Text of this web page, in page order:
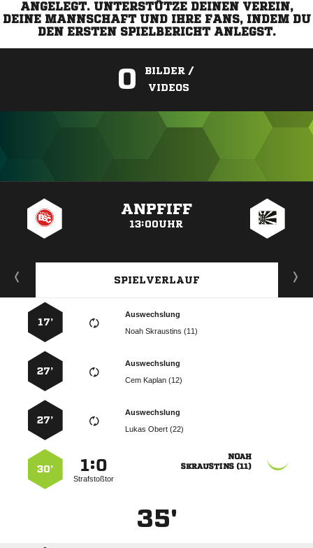
ANGELEGT. UNTERSTÜTZE DEINEN VEREIN,
DEINE MANNSCHAFT UND IHRE FANS, INDEM DU
DEN ERSTEN SPIELBERICHT ANLEGST.
0
BILDER /
VIDEOS
ANPFIFF
13:00UHR
SPIELVERLAUF
Auswechslung
  
17’
Auswechslung
  
27’
Auswechslung
  
27’

 
:
Strafstoßtor
30’
35'